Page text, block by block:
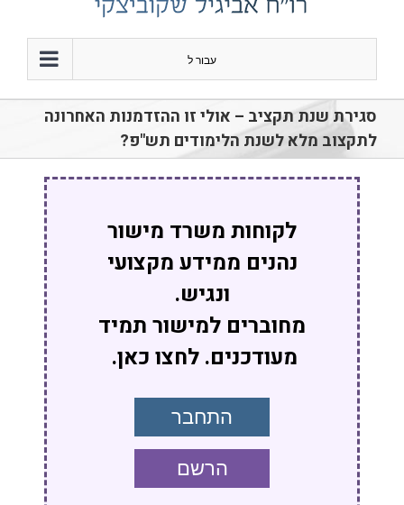
עבור ל
סגירת שנת תקציב – אולי זו ההזדמנות האחרונה
לתקצוב מלא לשנת הלימודים תש"פ?
לקוחות משרד מישור
נהנים ממידע מקצועי
ונגיש.
מחוברים למישור תמיד
מעודכנים. לחצו כאן.
התחבר
הרשם